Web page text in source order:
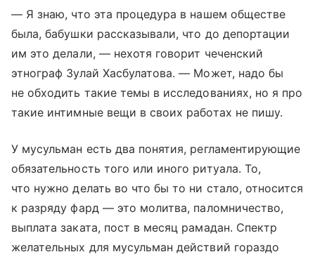
— Я знаю, что эта процедура в нашем обществе
была, бабушки рассказывали, что до депортации
им это делали, — нехотя говорит чеченский
этнограф Зулай Хасбулатова. — Может, надо бы
не обходить такие темы в исследованиях, но я про
такие интимные вещи в своих работах не пишу.
У мусульман есть два понятия, регламентирующие
обязательность того или иного ритуала. То,
что нужно делать во что бы то ни стало, относится
к разряду фард — это молитва, паломничество,
выплата заката, пост в месяц рамадан. Спектр
желательных для мусульман действий гораздо